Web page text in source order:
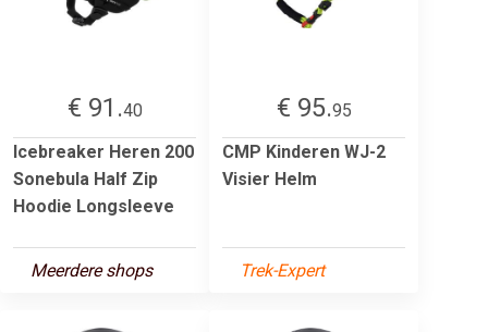
€ 91.40
Icebreaker Heren 200
Sonebula Half Zip
Hoodie Longsleeve
Meerdere shops
€ 95.95
CMP Kinderen WJ-2
Visier Helm
Trek-Expert